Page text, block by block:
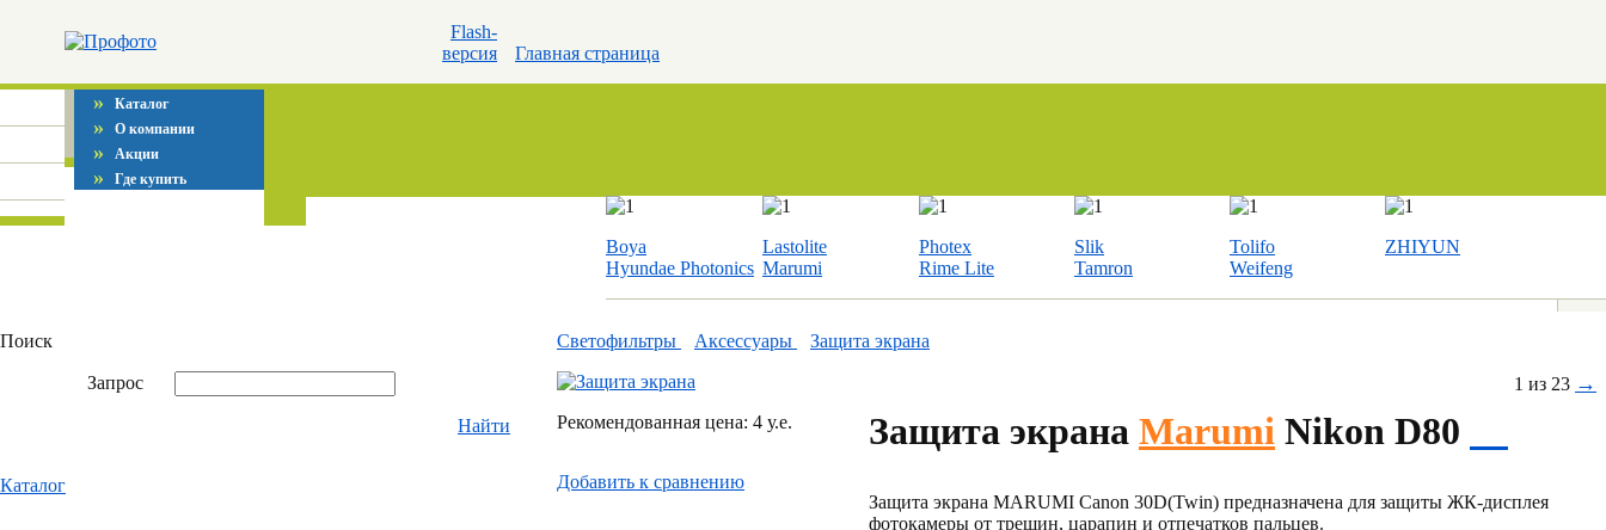
Flash-
версия
Главная страница
» Каталог
» О компании
» Акции
» Где купить
Boya
Hyundae Photonics
Lastolite
Marumi
Photex
Rime Lite
Slik
Tamron
Tolifo
Weifeng
ZHIYUN
Поиск
Запрос
Найти
Каталог
Светофильтры Аксессуары Защита экрана
Рекомендованная цена: 4 у.е.
Добавить к cравнению
1 из 23 →
Защита экрана Marumi Nikon D80
Защита экрана MARUMI Canon 30D(Twin) предназначена для защиты ЖК-дисплея
фотокамеры от трещин, царапин и отпечатков пальцев.